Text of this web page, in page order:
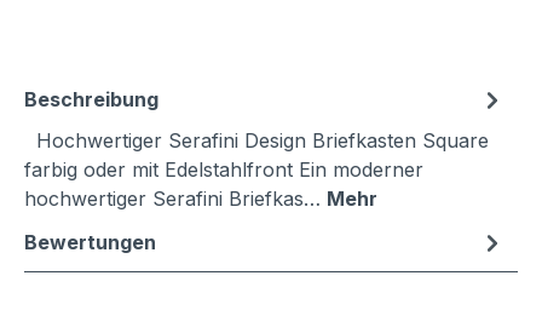
Beschreibung
Hochwertiger Serafini Design Briefkasten Square
farbig oder mit Edelstahlfront Ein moderner
hochwertiger Serafini Briefkas… Mehr
Bewertungen